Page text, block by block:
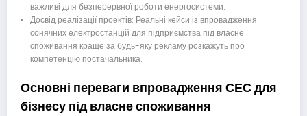
важливі для безперервної роботи енергосистеми.
Досвід реалізації проектів: Реальні кейси із впровадження
сонячних електростанцій для підприємства під власне
споживання краще за будь-яку рекламу розкажуть про
компетенцію постачальника.
Основні переваги впровадження СЕС для
бізнесу під власне споживання